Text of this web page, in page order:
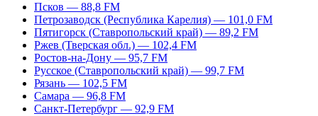
Псков — 88,8 FM
Петрозаводск (Республика Карелия) — 101,0 FM
Пятигорск (Ставропольский край) — 89,2 FM
Ржев (Тверская обл.) — 102,4 FM
Ростов-на-Дону — 95,7 FM
Русское (Ставропольский край) — 99,7 FM
Рязань — 102,5 FM
Самара — 96,8 FM
Санкт-Петербург — 92,9 FM